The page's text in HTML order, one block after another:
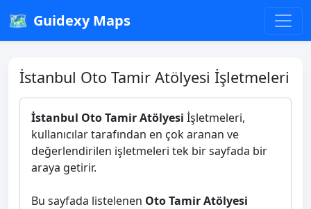
🗺️ Guidexy Maps
İstanbul Oto Tamir Atölyesi İşletmeleri
İstanbul Oto Tamir Atölyesi İşletmeleri,
kullanıcılar tarafından en çok aranan ve
değerlendirilen işletmeleri tek bir sayfada bir
araya getirir.
Bu sayfada listelenen Oto Tamir Atölyesi